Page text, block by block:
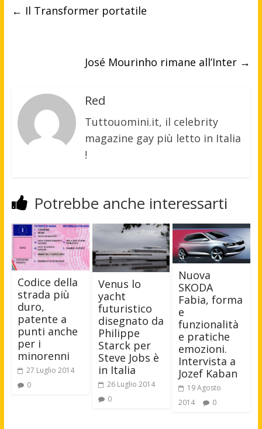
← Il Transformer portatile
José Mourinho rimane all’Inter →
Red
Tuttouomini.it, il celebrity
magazine gay più letto in Italia
!
Potrebbe anche interessarti
Codice della
strada più
duro,
patente a
punti anche
per i
minorenni
27 Luglio 2014
0
Venus lo
yacht
futuristico
disegnato da
Philippe
Starck per
Steve Jobs è
in Italia
26 Luglio 2014
0
Nuova
SKODA
Fabia, forma
e
funzionalità
e pratiche
emozioni.
Intervista a
Jozef Kaban
19 Agosto
2014
0